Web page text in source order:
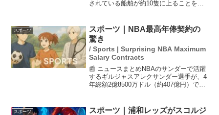
されている船舶が約10隻に上ることを明
ており、ホルムズ海峡の情勢も影響を及
ぼす可能性があります。...
スポーツ
スポーツ｜NBA最高年俸契約の
驚き
/ Sports | Surprising NBA Maximum
Salary Contracts
📰 ニュースまとめNBAのサンダーで活躍
するギルジャスアレクサンダー選手が、4
年総額2億8500万ドル（約407億円）で契
史上最高額となる。この契約は彼が今...
スポーツ
スポーツ｜浦和レッズがスコルジ